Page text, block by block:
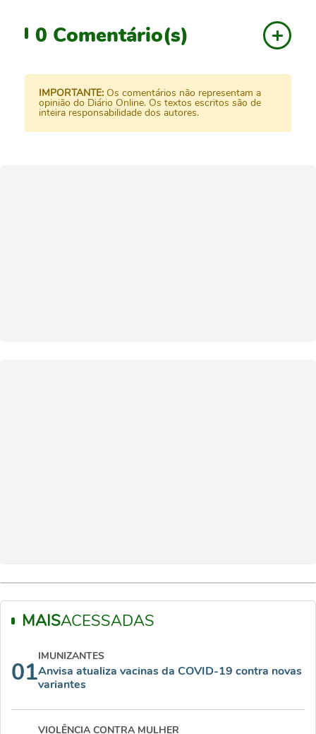
0 Comentário(s)
IMPORTANTE: Os comentários não representam a
opinião do Diário Online. Os textos escritos são de
inteira responsabilidade dos autores.
MAISACESSADAS
01
IMUNIZANTES
Anvisa atualiza vacinas da COVID-19 contra novas
variantes
VIOLÊNCIA CONTRA MULHER